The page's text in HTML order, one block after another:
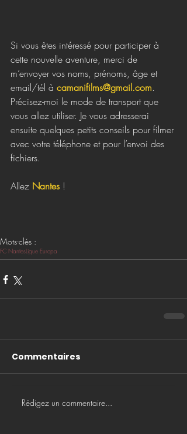
Si vous êtes intéressé pour participer à
cette nouvelle aventure, merci de
m’envoyer vos noms, prénoms, âge et
email/tél à camanifilms@gmail.com.
Précisez-moi le mode de transport que
vous allez utiliser. Je vous adresserai
ensuite quelques petits conseils pour filmer
avec votre téléphone et pour l’envoi des
fichiers.
Allez Nantes !
Mots-clés :
FC NantesLigue Europa
Commentaires
Rédigez un commentaire...